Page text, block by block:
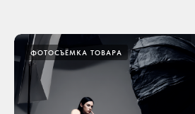
ФОТОСЪЁМКА ТОВАРА